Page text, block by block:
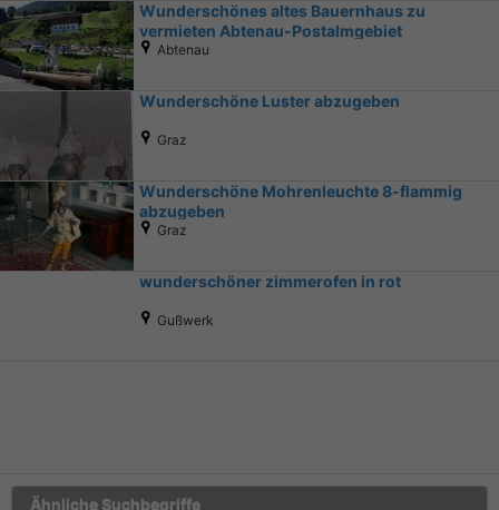
Wunderschönes altes Bauernhaus zu
vermieten Abtenau-Postalmgebiet
Abtenau
Wunderschöne Luster abzugeben
Graz
Wunderschöne Mohrenleuchte 8-flammig
abzugeben
Graz
wunderschöner zimmerofen in rot
Gußwerk
Ähnliche Suchbegriffe